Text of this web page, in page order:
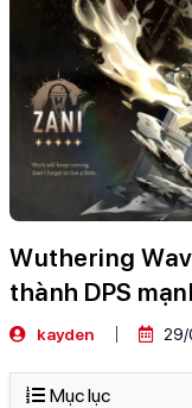
Wuthering
thành DPS
kayden 29/
Mục lục